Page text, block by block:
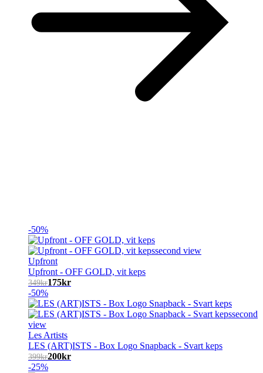
-50%
Upfront
Upfront - OFF GOLD, vit keps
349kr175kr
-50%
Les Artists
LES (ART)ISTS - Box Logo Snapback - Svart keps
399kr200kr
-25%